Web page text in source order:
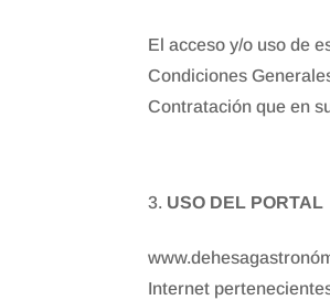
El acceso y/o uso de
Condiciones
Contratación que en
USO DEL PORTAL
Internet